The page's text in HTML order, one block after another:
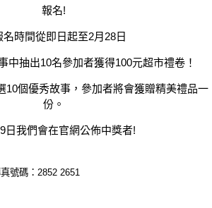
報名!
名時間從即日起至2月28日
中抽出10名參加者獲得100元超市禮卷！
10個優秀故事，參加者將會獲贈精美禮品一
份。
日我們會在官網公佈中獎者!
號碼：2852 2651